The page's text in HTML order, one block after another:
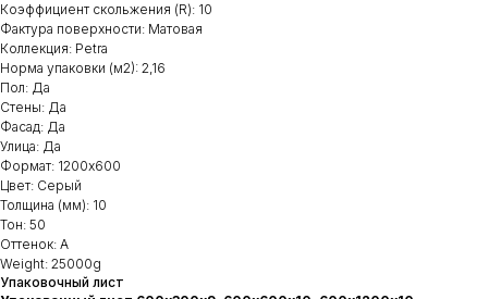
Коэффициент скольжения (R): 10
Фактура поверхности: Матовая
Коллекция: Petra
Норма упаковки (м2): 2,16
Пол: Да
Стены: Да
Фасад: Да
Улица: Да
Формат: 1200х600
Цвет: Серый
Толщина (мм): 10
Тон: 50
Оттенок: А
Weight: 25000g
Упаковочный лист